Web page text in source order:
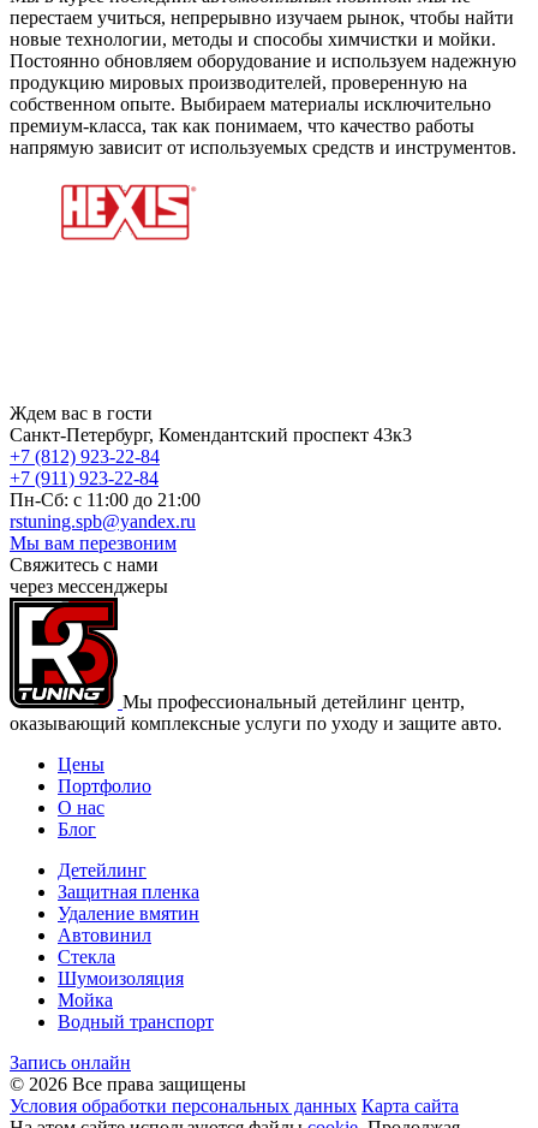
перестаем учиться, непрерывно изучаем рынок, чтобы найти
новые технологии, методы и способы химчистки и мойки.
Постоянно обновляем оборудование и используем надежную
продукцию мировых производителей, проверенную на
собственном опыте. Выбираем материалы исключительно
премиум-класса, так как понимаем, что качество работы
напрямую зависит от используемых средств и инструментов.
Ждем вас в гости
Санкт-Петербург, Комендантский проспект 43к3
+7 (812) 923-22-84
+7 (911) 923-22-84
Пн-Сб: c 11:00 до 21:00
rstuning.spb@yandex.ru
Мы вам перезвоним
Свяжитесь с нами
через мессенджеры
Мы профессиональный детейлинг центр,
оказывающий комплексные услуги по уходу и защите авто.
Цены
Портфолио
О нас
Блог
Детейлинг
Защитная пленка
Удаление вмятин
Автовинил
Стекла
Шумоизоляция
Мойка
Водный транспорт
Запись онлайн
© 2026 Все права защищены
Условия обработки персональных данных Карта сайта